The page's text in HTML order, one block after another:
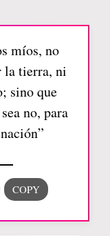
míos, no
la tierra, ni
sino que
no, para